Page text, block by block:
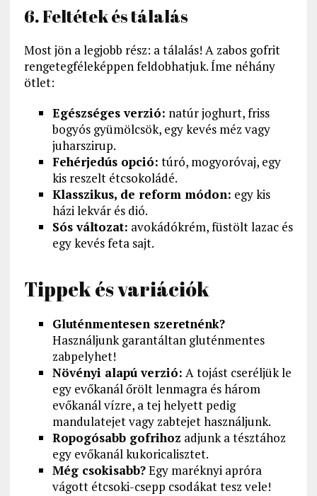
6. Feltétek és tálalás
Most jön a legjobb rész: a tálalás! A zabos gofrit
rengetegféleképpen feldobhatjuk. Íme néhány
ötlet:
Egészséges verzió: natúr joghurt, friss
bogyós gyümölcsök, egy kevés méz vagy
juharszirup.
Fehérjedús opció: túró, mogyoróvaj, egy
kis reszelt étcsokoládé.
Klasszikus, de reform módon: egy kis
házi lekvár és dió.
Sós változat: avokádókrém, füstölt lazac és
egy kevés feta sajt.
Tippek és variációk
Gluténmentesen szeretnénk?
Használjunk garantáltan gluténmentes
zabpelyhet!
Növényi alapú verzió: A tojást cseréljük le
egy evőkanál őrölt lenmagra és három
evőkanál vízre, a tej helyett pedig
mandulatejet vagy zabtejet használjunk.
Ropogósabb gofrihoz adjunk a tésztához
egy evőkanál kukoricalisztet.
Még csokisabb?Egy maréknyi apróra
vágott étcsoki-csepp csodákat tesz vele!